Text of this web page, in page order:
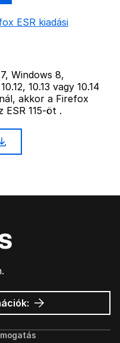
ESR kiadási
Windows 8,
10.13 vagy 10.14
akkor a Firefox
115-öt .
Mozilla
hirdetések